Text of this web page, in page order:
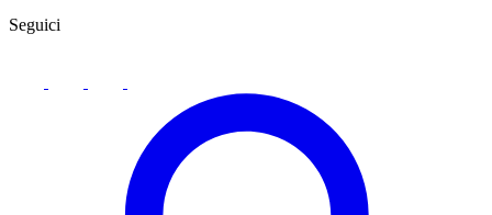
Seguici